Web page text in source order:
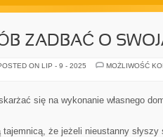
ZADBAĆ O
ON LIP - 9 - 2025
MOŻLIWOŚĆ
się na wykonanie własnego
tajemnicą, że jeżeli nieustanny